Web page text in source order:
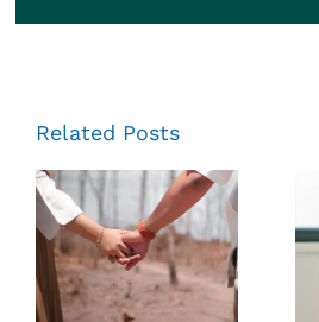
Related Posts